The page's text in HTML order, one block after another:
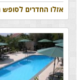
אזלו החדרים לסופש